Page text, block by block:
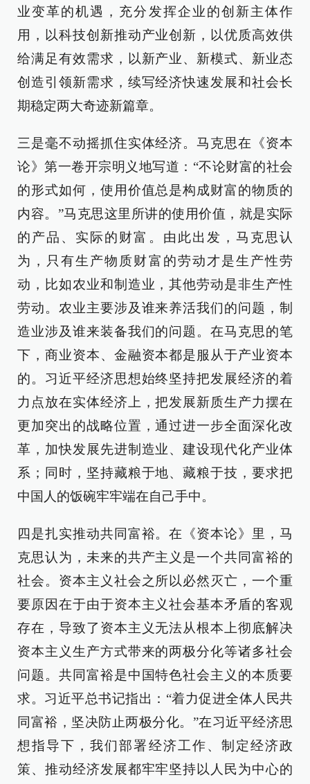
业变革的机遇，充分发挥企业的创新主体作
用，以科技创新推动产业创新，以优质高效供
给满足有效需求，以新产业、新模式、新业态
创造引领新需求，续写经济快速发展和社会长
期稳定两大奇迹新篇章。
三是毫不动摇抓住实体经济。马克思在《资本
论》第一卷开宗明义地写道：“不论财富的社会
的形式如何，使用价值总是构成财富的物质的
内容。”马克思这里所讲的使用价值，就是实际
的产品、实际的财富。由此出发，马克思认
为，只有生产物质财富的劳动才是生产性劳
动，比如农业和制造业，其他劳动是非生产性
劳动。农业主要涉及谁来养活我们的问题，制
造业涉及谁来装备我们的问题。在马克思的笔
下，商业资本、金融资本都是服从于产业资本
的。习近平经济思想始终坚持把发展经济的着
力点放在实体经济上，把发展新质生产力摆在
更加突出的战略位置，通过进一步全面深化改
革，加快发展先进制造业、建设现代化产业体
系；同时，坚持藏粮于地、藏粮于技，要求把
中国人的饭碗牢牢端在自己手中。
四是扎实推动共同富裕。在《资本论》里，马
克思认为，未来的共产主义是一个共同富裕的
社会。资本主义社会之所以必然灭亡，一个重
要原因在于由于资本主义社会基本矛盾的客观
存在，导致了资本主义无法从根本上彻底解决
资本主义生产方式带来的两极分化等诸多社会
问题。共同富裕是中国特色社会主义的本质要
求。习近平总书记指出：“着力促进全体人民共
同富裕，坚决防止两极分化。”在习近平经济思
想指导下，我们部署经济工作、制定经济政
策、推动经济发展都牢牢坚持以人民为中心的